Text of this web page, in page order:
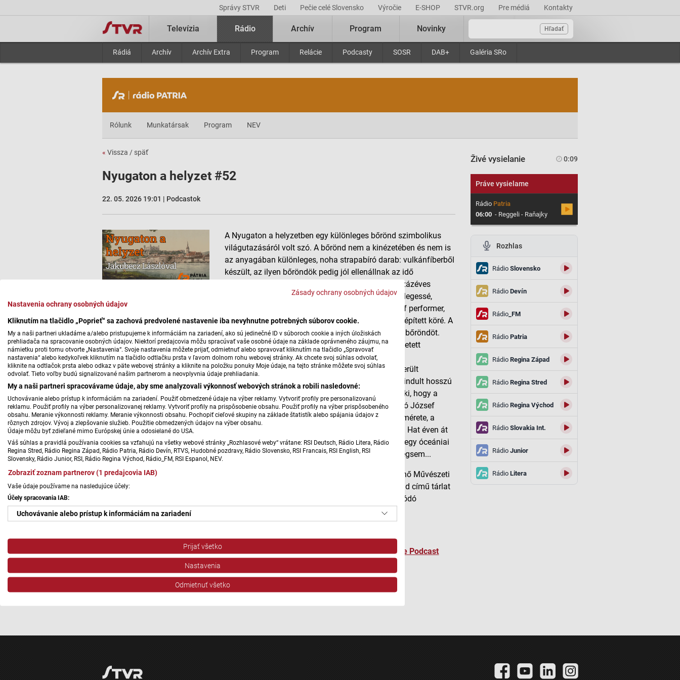
Zásady ochrany osobných údajov
Nastavenia ochrany osobných údajov
Kliknutím na tlačidlo „Poprieť“ sa zachová predvolené nastavenie iba nevyhnutne potrebných súborov cookie.
My a naši partneri ukladáme a/alebo pristupujeme k informáciám na zariadení, ako sú jedinečné ID v súboroch cookie a iných úložiskách
prehliadača na spracovanie osobných údajov. Niektorí predajcovia môžu spracúvať vaše osobné údaje na základe oprávneného záujmu, na
námietku proti tomu otvorte „Nastavenia“. Svoje nastavenia môžete prijať, odmietnuť alebo spravovať kliknutím na tlačidlo „Spravovať
nastavenia“ alebo kedykoľvek kliknutím na tlačidlo odtlačku prsta v ľavom dolnom rohu webovej stránky. Ak chcete svoj súhlas odvolať,
kliknite na odtlačok prsta alebo odkaz v päte webovej stránky a kliknite na položku ponuky Moje údaje, na tejto stránke môžete svoj súhlas
odvolať. Tieto voľby budú signalizované našim partnerom a neovplyvnia údaje prehliadania.
My a naši partneri spracovávame údaje, aby sme analyzovali výkonnosť webových stránok a robili nasledovné:
Uchovávanie alebo prístup k informáciám na zariadení. Použiť obmedzené údaje na výber reklamy. Vytvoriť profily pre personalizovanú
reklamu. Použiť profily na výber personalizovanej reklamy. Vytvoriť profily na prispôsobenie obsahu. Použiť profily na výber prispôsobeného
obsahu. Meranie výkonnosti reklamy. Meranie výkonnosti obsahu. Pochopiť cieľové skupiny na základe štatistík alebo spájania údajov z
rôznych zdrojov. Vývoj a zlepšovanie služieb. Použitie obmedzených údajov na výber obsahu.
Údaje môžu byť zdieľané mimo Európskej únie a odosielané do USA.
Váš súhlas a pravidlá používania cookies sa vzťahujú na všetky webové stránky „Rozhlasové weby“ vrátane: RSI Deutsch, Rádio Litera, Rádio
Regina Stred, Rádio Regina Západ, Rádio Patria, Rádio Devín, RTVS, Hudobné pozdravy, Rádio Slovensko, RSI Francais, RSI English, RSI
Slovensky, Rádio Junior, RSI, Rádio Regina Východ, Rádio_FM, RSI Espanol, NEV.
Zobraziť zoznam partnerov (1 predajcovia IAB)
Vaše údaje používame na nasledujúce účely:
Účely spracovania IAB:
Uchovávanie alebo prístup k informáciám na zariadení
Vytvoriť profily pre personalizovanú reklamu
Použiť profily na výber personalizovanej reklamy
Meranie výkonnosti reklamy
Prijať všetko
Nastavenia
Odmietnuť všetko
Správy STVR Deti Pečie celé Slovensko Výročie E-SHOP STVR.org Pre médiá Kontakty
Hľadať
Televízia Rádio
Rádiá Archív Archív Extra Program Relácie Podcasty SOSR DAB+ Galéria SRo
Archív Program Novinky
Rólunk Munkatársak Program NEV
« Vissza / späť
Nyugaton a helyzet #52
22. 05. 2026 19:01 | Podcastok
A Nyugaton a helyzetben egy különleges bőrönd szimbolikus
világutazásáról volt szó. A bőrönd nem a kinézetében és nem is
az anyagában különleges, noha strapabíró darab: vulkánfíberből
készült, az ilyen bőröndök pedig jól ellenállnak az idő
múlásának és a fizikai behatásoknak.Több mint százéves
tárgyról van szó, de igazán mégsem ez teszi különlegessé,
hanem az a történet, amelyet Juhász Rokkó József performer,
költő, multimediális művész és művészetszervező épített köré. A
neves alkotó a kéméndi nagyapjától örökölte ezt a bőröndöt.
Nagyapja olyan korban élt, amikor kollektíven büntetett
népcsoportokat telepítettek át és ki, nem csupán
Csehszlovákiában. Rokkó nagyszüleinek végül sikerült
elkerülniük a kitelepítést, így a bőrönd sokáig nem indult hosszú
útra. Egy bőröndöt azonban mégsem arra találtak ki, hogy a
szekrény mélyén porosodjon. Amikor Juhász Rokkó József
felfedezte, hogy utazópoggyásznak is tökéletes a mérete, a
nagyapától örökölt tárgy világfelfedező útra indult. Hat éven át
öt kontinens különféle országaiban járt, míg végül egy óceániai
vulkán közelében ért véget az útja – vagy talán mégsem...
az érsekújvári Zmeták Ernő Művészeti
Galériában találkoztunk, ahol a Csehszlovák bőrönd című tárlat
ennek a különleges utazásnak és a hozzá kapcsolódó
performanszoknak a lenyomatát mutatja be.
Podcastjeinket megtalálhatja aSpotifyés azApple Podcast
Živé vysielanie 0:09
Práve vysielame
RádioPatria
06:00 - Reggeli - Raňajky
Rozhlas
RádioSlovensko
RádioDevín
Rádio_FM
RádioPatria
RádioRegina Západ
RádioRegina Stred
RádioRegina Východ
RádioSlovakia Int.
RádioJunior
RádioLitera